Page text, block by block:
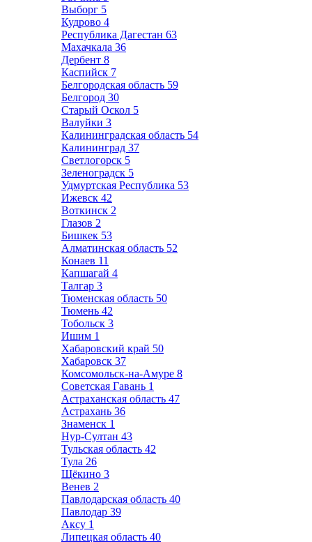
Выборг 5
Кудрово 4
Республика Дагестан 63
Махачкала 36
Дербент 8
Каспийск 7
Белгородская область 59
Белгород 30
Старый Оскол 5
Валуйки 3
Калининградская область 54
Калининград 37
Светлогорск 5
Зеленоградск 5
Удмуртская Республика 53
Ижевск 42
Воткинск 2
Глазов 2
Бишкек 53
Алматинская область 52
Конаев 11
Капшагай 4
Талгар 3
Тюменская область 50
Тюмень 42
Тобольск 3
Ишим 1
Хабаровский край 50
Хабаровск 37
Комсомольск-на-Амуре 8
Советская Гавань 1
Астраханская область 47
Астрахань 36
Знаменск 1
Нур-Султан 43
Тульская область 42
Тула 26
Щёкино 3
Венев 2
Павлодарская область 40
Павлодар 39
Аксу 1
Липецкая область 40